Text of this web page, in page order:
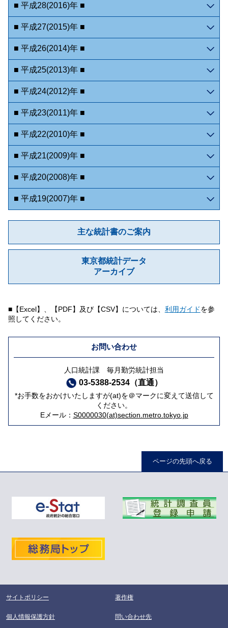
■ 平成28(2016)年 ■
■ 平成27(2015)年 ■
■ 平成26(2014)年 ■
■ 平成25(2013)年 ■
■ 平成24(2012)年 ■
■ 平成23(2011)年 ■
■ 平成22(2010)年 ■
■ 平成21(2009)年 ■
■ 平成20(2008)年 ■
■ 平成19(2007)年 ■
主な統計書のご案内
東京都統計データ
アーカイブ
■【Excel】、【PDF】及び【CSV】については、 利用ガイドを参
照してください。
お問い合わせ
人口統計課 毎月勤労統計担当
03-5388-2534（直通）
*お手数をおかけいたしますが(at)を＠マークに変えて送信して
ください。
Eメール： S0000030(at)section.metro.tokyo.jp
ページの先頭へ戻る
サイトポリシー 著作権
個人情報保護方針 問い合わせ先